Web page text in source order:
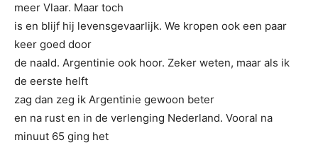
meer Vlaar. Maar toch
is en blijf hij levensgevaarlijk. We kropen ook een paar
keer goed door
de naald. Argentinie ook hoor. Zeker weten, maar als ik
de eerste helft
zag dan zeg ik Argentinie gewoon beter
en na rust en in de verlenging Nederland. Vooral na
minuut 65 ging het